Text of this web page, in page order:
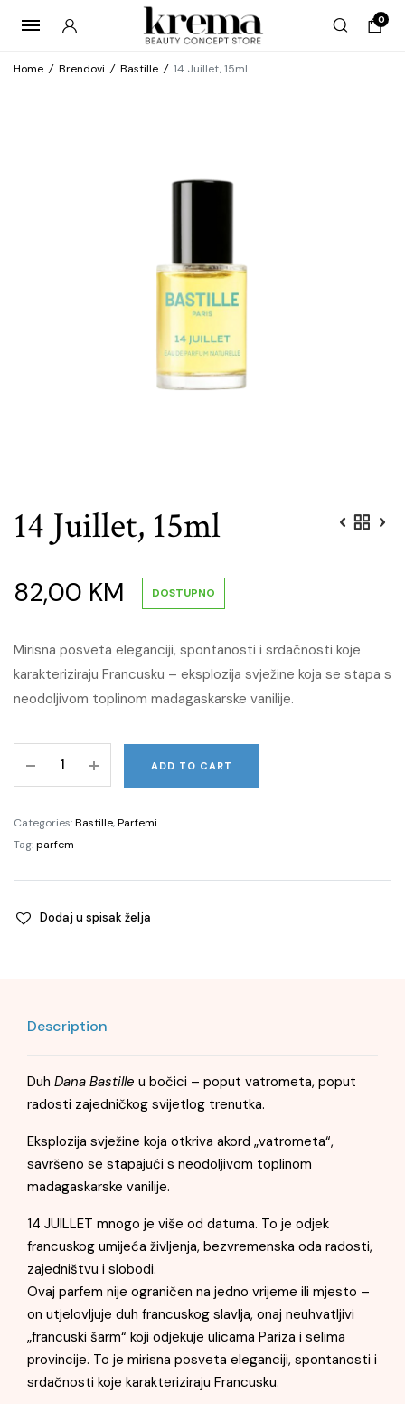
0
Home / Brendovi / Bastille / 14 Juillet, 15ml
14 Juillet, 15ml
82,00 KM DOSTUPNO
Mirisna posveta eleganciji, spontanosti i srdačnosti koje
karakteriziraju Francusku – eksplozija svježine koja se stapa s
neodoljivom toplinom madagaskarske vanilije.
Juillet,
quantity
ADD TO CART
Categories:Bastille,Parfemi
Tag:parfem
Dodaj u spisak želja
Description
Duh Dana Bastille u bočici – poput vatrometa, poput
radosti zajedničkog svijetlog trenutka.
Eksplozija svježine koja otkriva akord „vatrometa“,
savršeno se stapajući s neodoljivom toplinom
madagaskarske vanilije.
14 JUILLET mnogo je više od datuma. To je odjek
francuskog umijeća življenja, bezvremenska oda radosti,
zajedništvu i slobodi.
Ovaj parfem nije ograničen na jedno vrijeme ili mjesto –
on utjelovljuje duh francuskog slavlja, onaj neuhvatljivi
„francuski šarm“ koji odjekuje ulicama Pariza i selima
provincije. To je mirisna posveta eleganciji, spontanosti i
srdačnosti koje karakteriziraju Francusku.